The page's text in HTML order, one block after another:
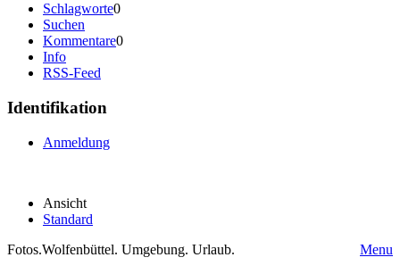
Schlagworte0
Suchen
Kommentare0
Info
RSS-Feed
Identifikation
Anmeldung
Ansicht
Standard
Fotos.Wolfenbüttel. Umgebung. Urlaub.
Menu